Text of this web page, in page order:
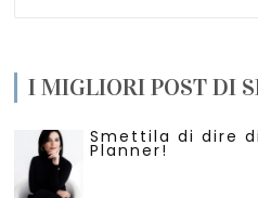
I MIGLIORI POST DI
Smettila di dire
Planner!